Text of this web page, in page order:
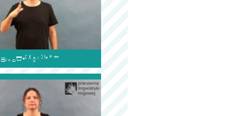
